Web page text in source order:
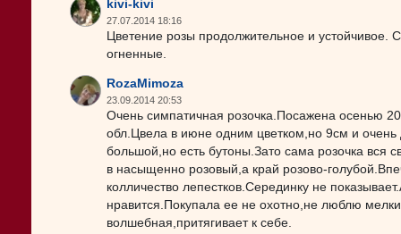
kivi-kivi
27.07.2014 18:16
Цветение розы продолжительное и устойчивое.
огненные.
RozaMimoza
23.09.2014 20:53
Очень симпатичная розочка.Посажена осенью
обл.Цвела в июне одним цветком,но 9см и очень
большой,но есть бутоны.Зато сама розочка вся
в насыщенно розовый,а край розово-
колличество лепестков.Серединку не
нравится.Покупала ее не охотно,не люблю
волшебная,притягивает к себе.